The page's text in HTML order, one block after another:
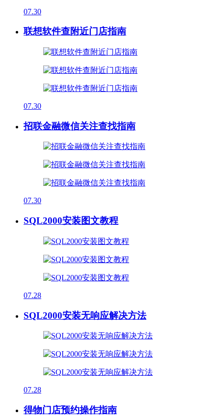
07.30
联想软件查附近门店指南
07.30
招联金融微信关注查找指南
07.30
SQL2000安装图文教程
07.28
SQL2000安装无响应解决方法
07.28
得物门店预约操作指南